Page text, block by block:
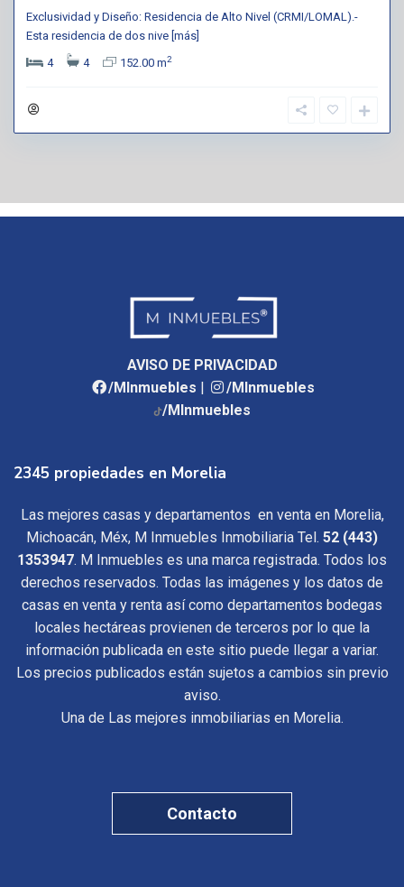
Exclusividad y Diseño: Residencia de Alto Nivel (CRMI/LOMAL).-
Esta residencia de dos nive [más]
4
4 152.00 m2
AVISO DE PRIVACIDAD
/MInmuebles |
/MInmuebles
/MInmuebles
2345 propiedades en Morelia
Las mejores casas y departamentos en venta en Morelia,
Michoacán, Méx, M Inmuebles Inmobiliaria Tel. 52 (443)
1353947. M Inmuebles es una marca registrada. Todos los
derechos reservados. Todas las imágenes y los datos de
casas en venta y renta así como departamentos bodegas
locales hectáreas provienen de terceros por lo que la
información publicada en este sitio puede llegar a variar.
Los precios publicados están sujetos a cambios sin previo
aviso.
Una de Las mejores inmobiliarias en Morelia.